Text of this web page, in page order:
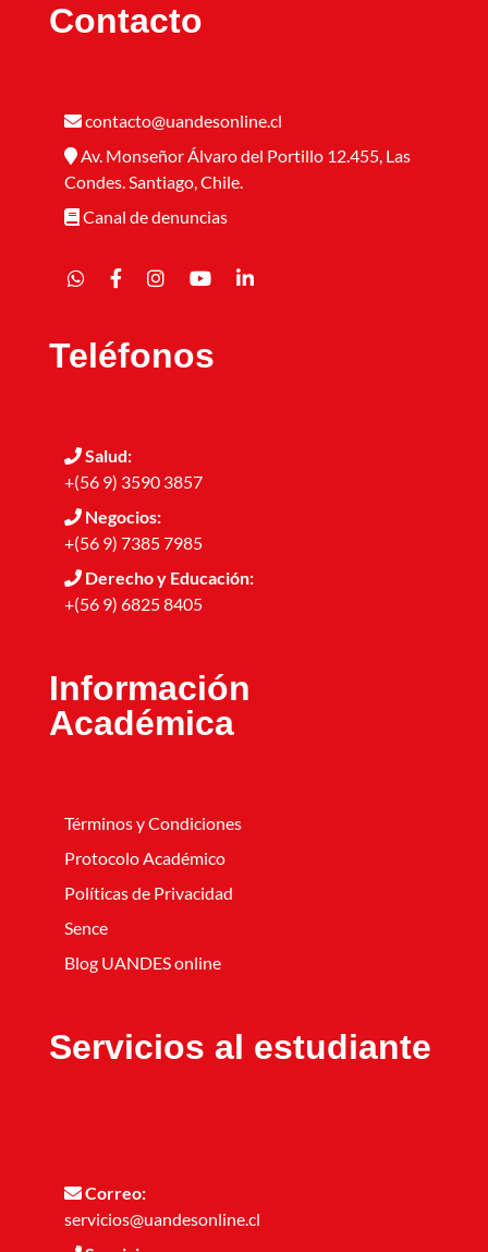
Contacto
contacto@uandesonline.cl
Av. Monseñor Álvaro del Portillo 12.455, Las
Condes. Santiago, Chile.
Canal de denuncias
Teléfonos
Salud:
+(56 9) 3590 3857
Negocios:
+(56 9) 7385 7985
Derecho y Educación:
+(56 9) 6825 8405
Información
Académica
Términos y Condiciones
Protocolo Académico
Políticas de Privacidad
Sence
Blog UANDES online
Servicios al estudiante
Correo:
servicios@uandesonline.cl